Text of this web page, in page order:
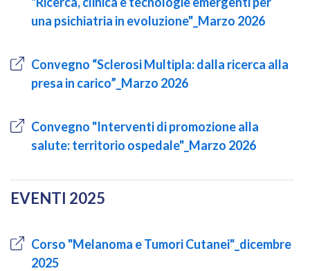
una psichiatria in evoluzione"_Marzo 2026
Convegno “Sclerosi Multipla: dalla ricerca alla
presa in carico”_Marzo 2026
Convegno "Interventi di promozione alla
salute: territorio ospedale"_Marzo 2026
EVENTI 2025
Corso "Melanoma e Tumori Cutanei"_dicembre
2025